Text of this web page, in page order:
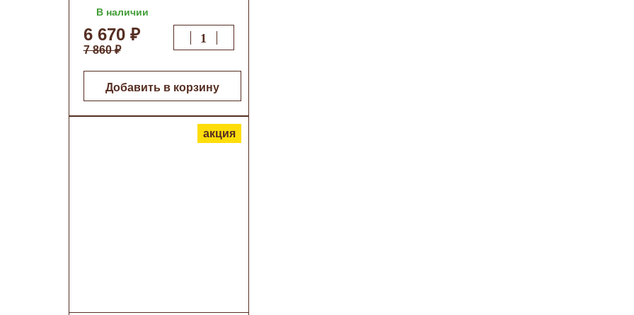
(встр.диммер) RAL
9005 матовый о/н
В наличии
6 670 ₽
7 860 ₽
Добавить в корзину
акция